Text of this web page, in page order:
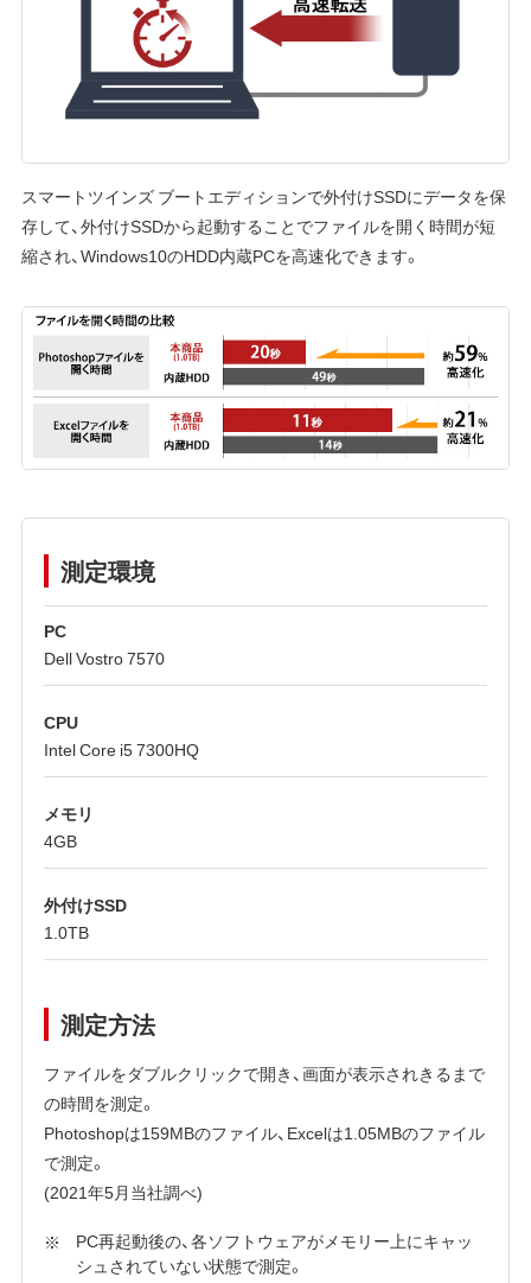
スマートツインズ ブートエディションで外付けSSDにデータを保
存して、外付けSSDから起動することでファイルを開く時間が短
縮され、Windows10のHDD内蔵PCを高速化できます。
測定環境
PC
Dell Vostro 7570
CPU
Intel Core i5 7300HQ
メモリ
4GB
外付けSSD
1.0TB
測定方法
ファイルをダブルクリックで開き、画面が表示されきるまで
の時間を測定。
Photoshopは159MBのファイル、Excelは1.05MBのファイル
で測定。
(2021年5月当社調べ)
PC再起動後の、各ソフトウェアがメモリー上にキャッ
シュされていない状態で測定。